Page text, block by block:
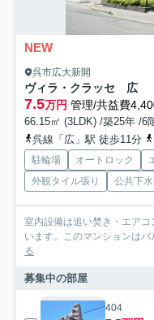
NEW
呉市広大新開
ヴィラ・クラッセ 広
7.5万円 管理/共益費
66.15㎡ (3LDK) /築25年 /6
呉線「広」駅 徒歩11分
駐輪場 オートロック
外観タイル張り
公共下水
室内設備は追い焚き・エア
います。このマンションは
る
募集中の部屋
404